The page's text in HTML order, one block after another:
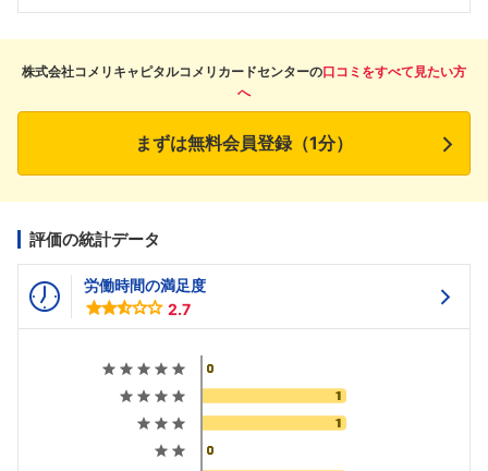
株式会社コメリキャピタルコメリカードセンターの口コミをすべて見たい方
へ
まずは無料会員登録（1分）
評価の統計データ
労働時間の満足度
2.7